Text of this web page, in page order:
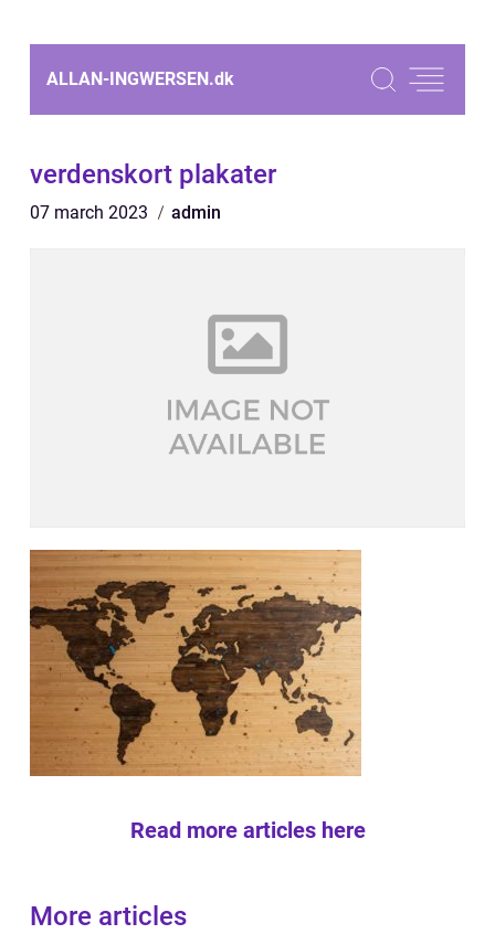
ALLAN-INGWERSEN.dk
verdenskort plakater
07 march 2023 admin
Read more articles here
More articles